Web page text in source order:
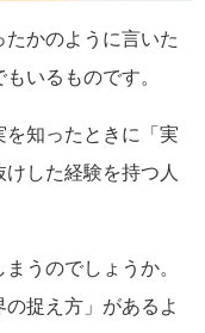
かのように言いた
いるものです。
知ったときに「実
した経験を持つ人
うのでしょうか。
捉え方」があるよ